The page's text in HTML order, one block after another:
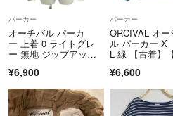
パーカー
オーチバル パーカ
ー 上着 0 ライトグレ
ー 無地 ジップアッ
¥6,900
パーカー
ORCIVAL オー
ル パーカー X
L 緑 【古着】
¥6,600